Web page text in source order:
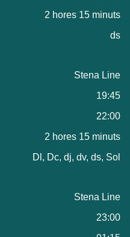
2 hores 15 minuts
ds
Stena Line
19:45
22:00
2 hores 15 minuts
Dl, Dc, dj, dv, ds, Sol
Stena Line
23:00